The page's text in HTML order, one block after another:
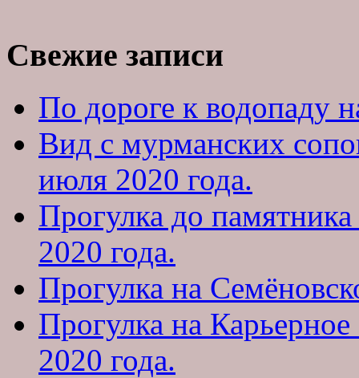
Свежие записи
По дороге к водопаду
Вид с мурманских
июля 2020 года.
Прогулка до
2020 года.
Прогулка на
Прогулка на
2020 года.